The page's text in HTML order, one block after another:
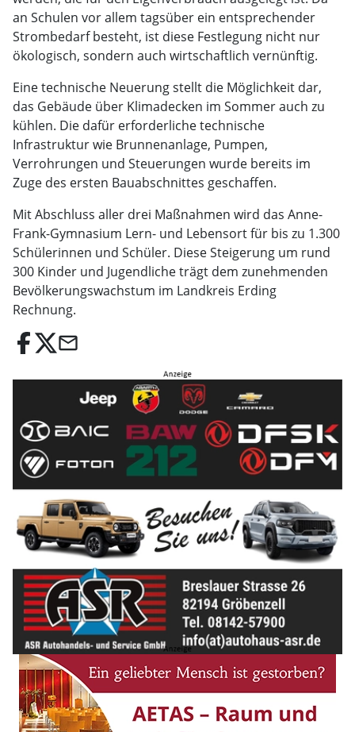
an Schulen vor allem tagsüber ein entsprechender
Strombedarf besteht, ist diese Festlegung nicht nur
ökologisch, sondern auch wirtschaftlich vernünftig.
Eine technische Neuerung stellt die Möglichkeit dar,
das Gebäude über Klimadecken im Sommer auch zu
kühlen. Die dafür erforderliche technische
Infrastruktur wie Brunnenanlage, Pumpen,
Verrohrungen und Steuerungen wurde bereits im
Zuge des ersten Bauabschnittes geschaffen.
Mit Abschluss aller drei Maßnahmen wird das Anne-
Frank-Gymnasium Lern- und Lebensort für bis zu 1.300
Schülerinnen und Schüler. Diese Steigerung um rund
300 Kinder und Jugendliche trägt dem zunehmenden
Bevölkerungswachstum im Landkreis Erding
Rechnung.
email